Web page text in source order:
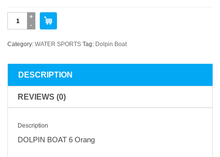
Orang
quantity
Category: WATER SPORTS Tag: Dolpin Boat
DESCRIPTION
REVIEWS (0)
Description
DOLPIN BOAT 6 Orang